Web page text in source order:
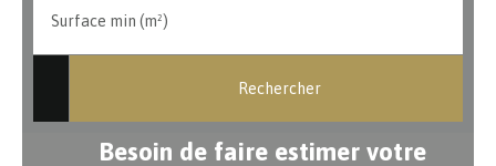
Surface min (m²)
Rechercher
Besoin de faire estimer votre